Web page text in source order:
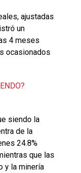
ajustadas
un
4 meses
ocasionados
siendo la
de la
24.8%
que las
y la minería